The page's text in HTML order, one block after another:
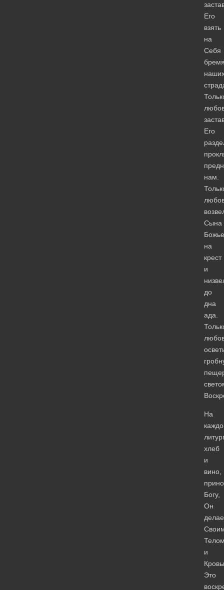
Его
взять
на
Себя
Его
нам.
Сына
на
крест
и
до
дна
ада.
На
хлеб
и
вино,
Богу,
Он
и
Это